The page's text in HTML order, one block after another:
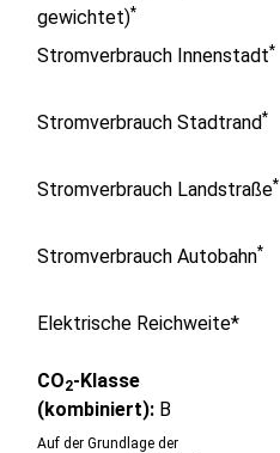
gewichtet)*
Stromverbrauch Innenstadt*
Stromverbrauch Stadtrand*
Stromverbrauch Landstraße*
Stromverbrauch Autobahn*
Elektrische Reichweite*
CO2-Klasse
(kombiniert): B
Auf der Grundlage der